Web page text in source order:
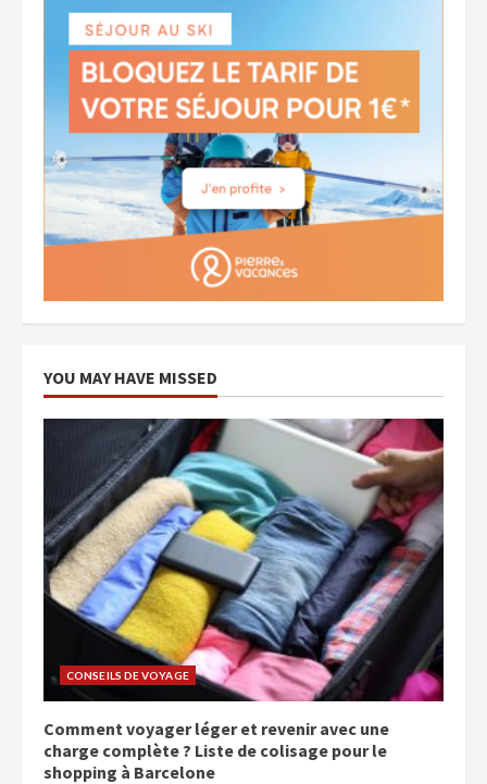
YOU MAY HAVE MISSED
CONSEILS DE VOYAGE
Comment voyager léger et revenir avec une
charge complète ? Liste de colisage pour le
shopping à Barcelone